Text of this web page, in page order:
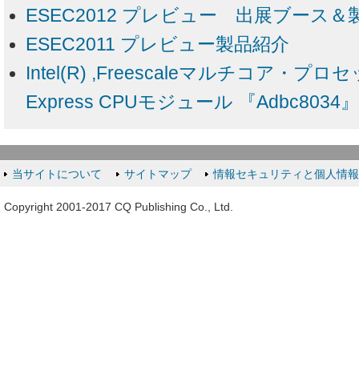
ESEC2012 プレビュー 出展ブース＆
ESEC2011 プレビュー製品紹介
Intel(R) ,Freescaleマルチコア・プロ
Express CPUモジュール 『Adbc8034
当サイトについて サイトマップ 情報セキュリティと個人情
Copyright 2001-2017 CQ Publishing Co., Ltd.